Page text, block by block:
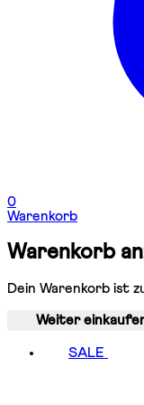
0
Warenkorb
Warenkorb
Dein Warenkorb ist
Weiter
SALE